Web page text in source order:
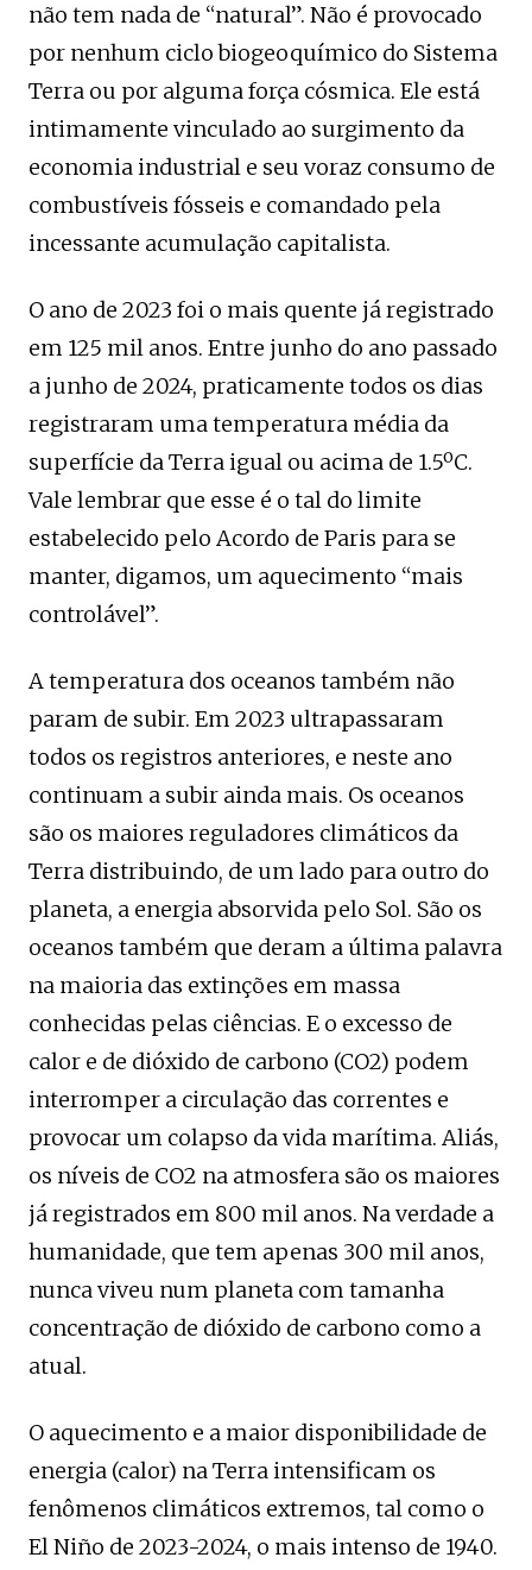
não tem nada de “natural”. Não é provocado
por nenhum ciclo biogeoquímico do Sistema
Terra ou por alguma força cósmica. Ele está
intimamente vinculado ao surgimento da
economia industrial e seu voraz consumo de
combustíveis fósseis e comandado pela
incessante acumulação capitalista.
O ano de 2023 foi o mais quente já registrado
em 125 mil anos. Entre junho do ano passado
a junho de 2024, praticamente todos os dias
registraram uma temperatura média da
superfície da Terra igual ou acima de 1.5ºC.
Vale lembrar que esse é o tal do limite
estabelecido pelo Acordo de Paris para se
manter, digamos, um aquecimento “mais
controlável”.
A temperatura dos oceanos também não
param de subir. Em 2023 ultrapassaram
todos os registros anteriores, e neste ano
continuam a subir ainda mais. Os oceanos
são os maiores reguladores climáticos da
Terra distribuindo, de um lado para outro do
planeta, a energia absorvida pelo Sol. São os
oceanos também que deram a última palavra
na maioria das extinções em massa
conhecidas pelas ciências. E o excesso de
calor e de dióxido de carbono (CO2) podem
interromper a circulação das correntes e
provocar um colapso da vida marítima. Aliás,
os níveis de CO2 na atmosfera são os maiores
já registrados em 800 mil anos. Na verdade a
humanidade, que tem apenas 300 mil anos,
nunca viveu num planeta com tamanha
concentração de dióxido de carbono como a
atual.
O aquecimento e a maior disponibilidade de
energia (calor) na Terra intensificam os
fenômenos climáticos extremos, tal como o
El Niño de 2023-2024, o mais intenso de 1940.